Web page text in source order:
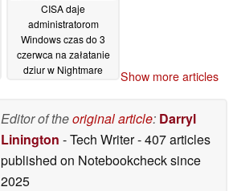
CISA daje
administratorom
Windows czas do 3
czerwca na załatanie
dziur w Nightmare
Show more articles
Editor of theoriginal article: Darryl
Linington - Tech Writer- 407 articles
published on Notebookchecksince
2025